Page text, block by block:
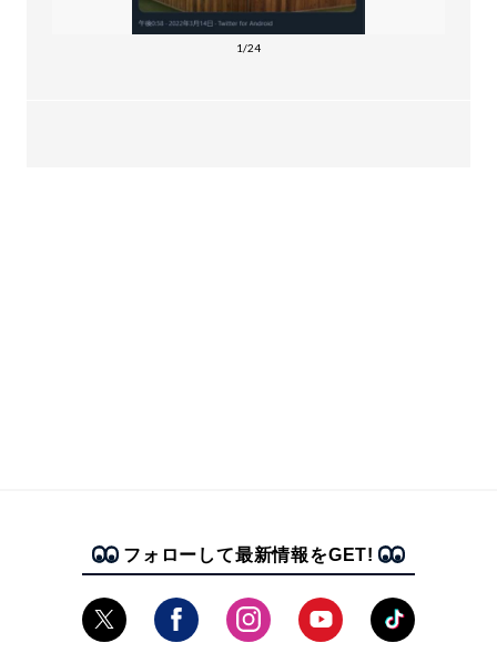
1/24
フォローして最新情報をGET!